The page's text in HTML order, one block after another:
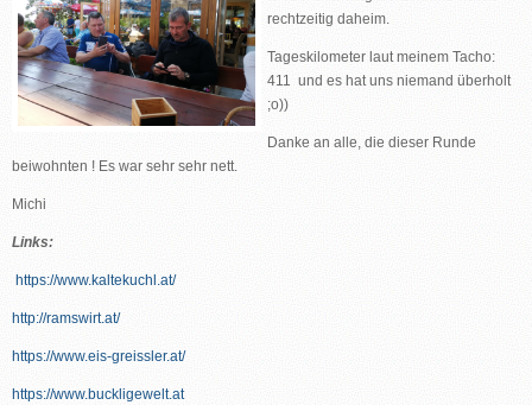
rechtzeitig daheim.
Tageskilometer laut meinem Tacho:
411 und es hat uns niemand überholt
;o))
Danke an alle, die dieser Runde
beiwohnten ! Es war sehr sehr nett.
Michi
Links:
https://www.kaltekuchl.at/
http://ramswirt.at/
https://www.eis-greissler.at/
https://www.buckligewelt.at